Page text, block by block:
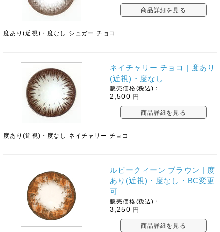
商品詳細を見る
度あり(近視)・度なし シュガー チョコ
ネイチャリー チョコ | 度あり
(近視)・度なし
販売価格(税込)：
2,500 円
商品詳細を見る
度あり(近視)・度なし ネイチャリー チョコ
ルビークィーン ブラウン | 度
あり(近視)・度なし・BC変更
可
販売価格(税込)：
3,250 円
商品詳細を見る